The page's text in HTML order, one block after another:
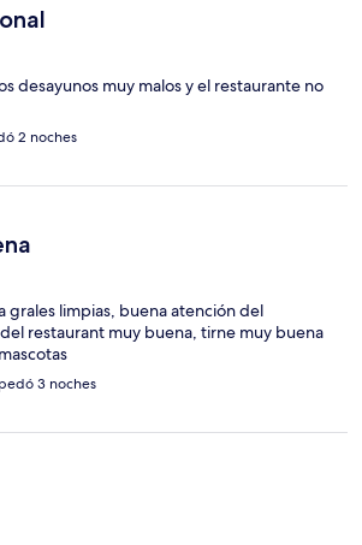
desayunos muy malos y el restaurante no
2 noches
grales limpias, buena atención del
restaurant muy buena, tirne muy buena
3 noches